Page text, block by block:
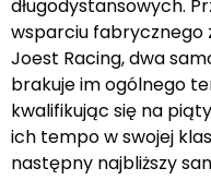
długodystansowych.
wsparciu fabrycznego
Joest Racing, dwa
brakuje im ogólnego
kwalifikując się na
ich tempo w swojej
następny najbliższy